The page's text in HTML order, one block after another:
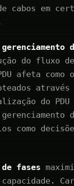
cabos em
do fluxo
afeta como
através
do PDU
como
de fases